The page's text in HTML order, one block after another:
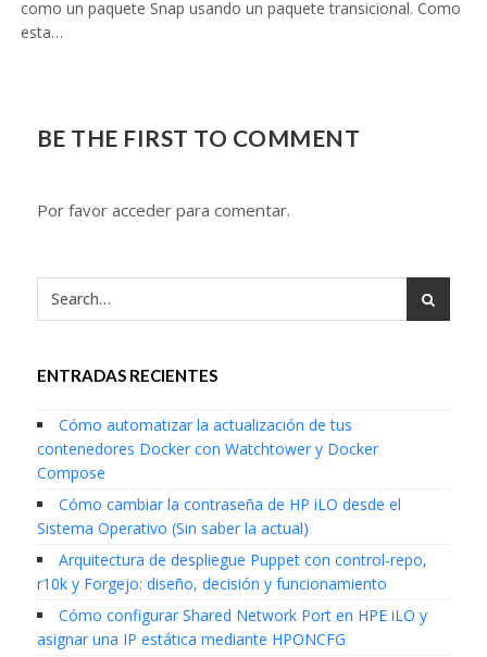
como un paquete Snap usando un paquete transicional. Como
esta…
BE THE FIRST TO COMMENT
Por favor acceder para comentar.
ENTRADAS RECIENTES
Cómo automatizar la actualización de tus
contenedores Docker con Watchtower y Docker
Compose
Cómo cambiar la contraseña de HP iLO desde el
Sistema Operativo (Sin saber la actual)
Arquitectura de despliegue Puppet con control-repo,
r10k y Forgejo: diseño, decisión y funcionamiento
Cómo configurar Shared Network Port en HPE iLO y
asignar una IP estática mediante HPONCFG